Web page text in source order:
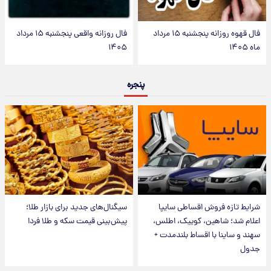
فال قهوه روزانه پنجشنبه ۱۵ مرداد
ماه ۱۴۰۵
فال روزانه واقعی پنجشنبه ۱۵ مرداد
۱۴۰۵
پنجره
شرایط تازه فروش اقساطی سایپا
اعلام شد؛ شاهین، کوییک، اطلس،
سهند و ساینا با اقساط بلندمدت +
جدول
سیگنال‌های جدید برای بازار طلا؛
پیش‌بینی قیمت سکه و طلا فردا